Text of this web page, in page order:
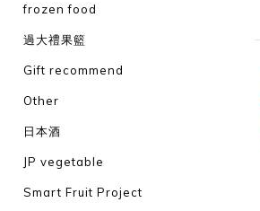
frozen food
過大禮果籃
Gift recommend
Other
日本酒
JP vegetable
Smart Fruit Project